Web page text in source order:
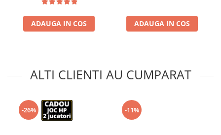
ADAUGA IN COS ADAUGA IN COS
ALTI CLIENTI AU CUMPARAT
-26% -11%